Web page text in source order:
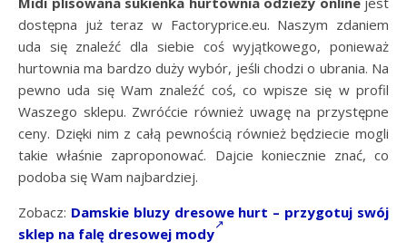
dostępna już teraz w Factoryprice.eu. Naszym zdaniem
uda się znaleźć dla siebie coś wyjątkowego, ponieważ
hurtownia ma bardzo duży wybór, jeśli chodzi o ubrania. Na
pewno uda się Wam znaleźć coś, co wpisze się w profil
Waszego sklepu. Zwróćcie również uwagę na przystępne
ceny. Dzięki nim z całą pewnością również będziecie mogli
takie właśnie zaproponować. Dajcie koniecznie znać, co
podoba się Wam najbardziej.
Zobacz: Damskie bluzy dresowe hurt – przygotuj swój
sklep na falę dresowej mody